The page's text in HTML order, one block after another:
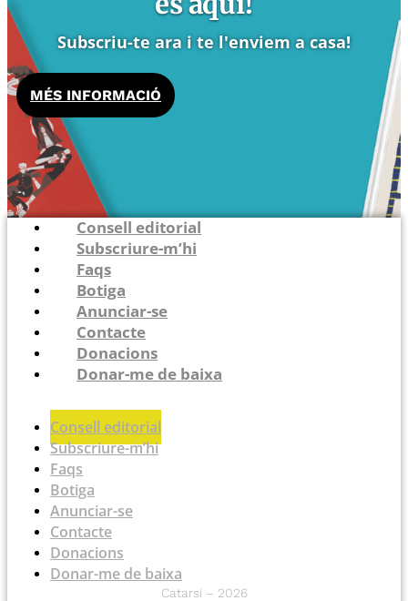
Subscriu-te ara i te l'enviem a casa!
MÉS INFORMACIÓ
Consell editorial
Subscriure-m’hi
Faqs
Botiga
Anunciar-se
Contacte
Donacions
Donar-me de baixa
Consell editorial
Subscriure-m’hi
Faqs
Botiga
Anunciar-se
Contacte
Donacions
Donar-me de baixa
Catarsi – 2026